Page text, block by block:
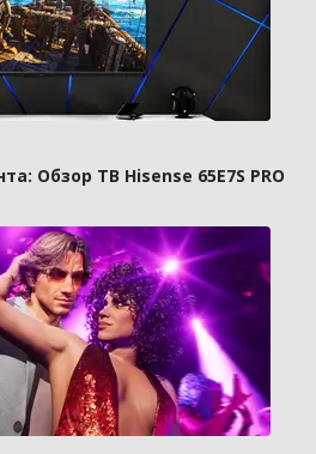
Обзор ТВ Hisense 65E7S PRO